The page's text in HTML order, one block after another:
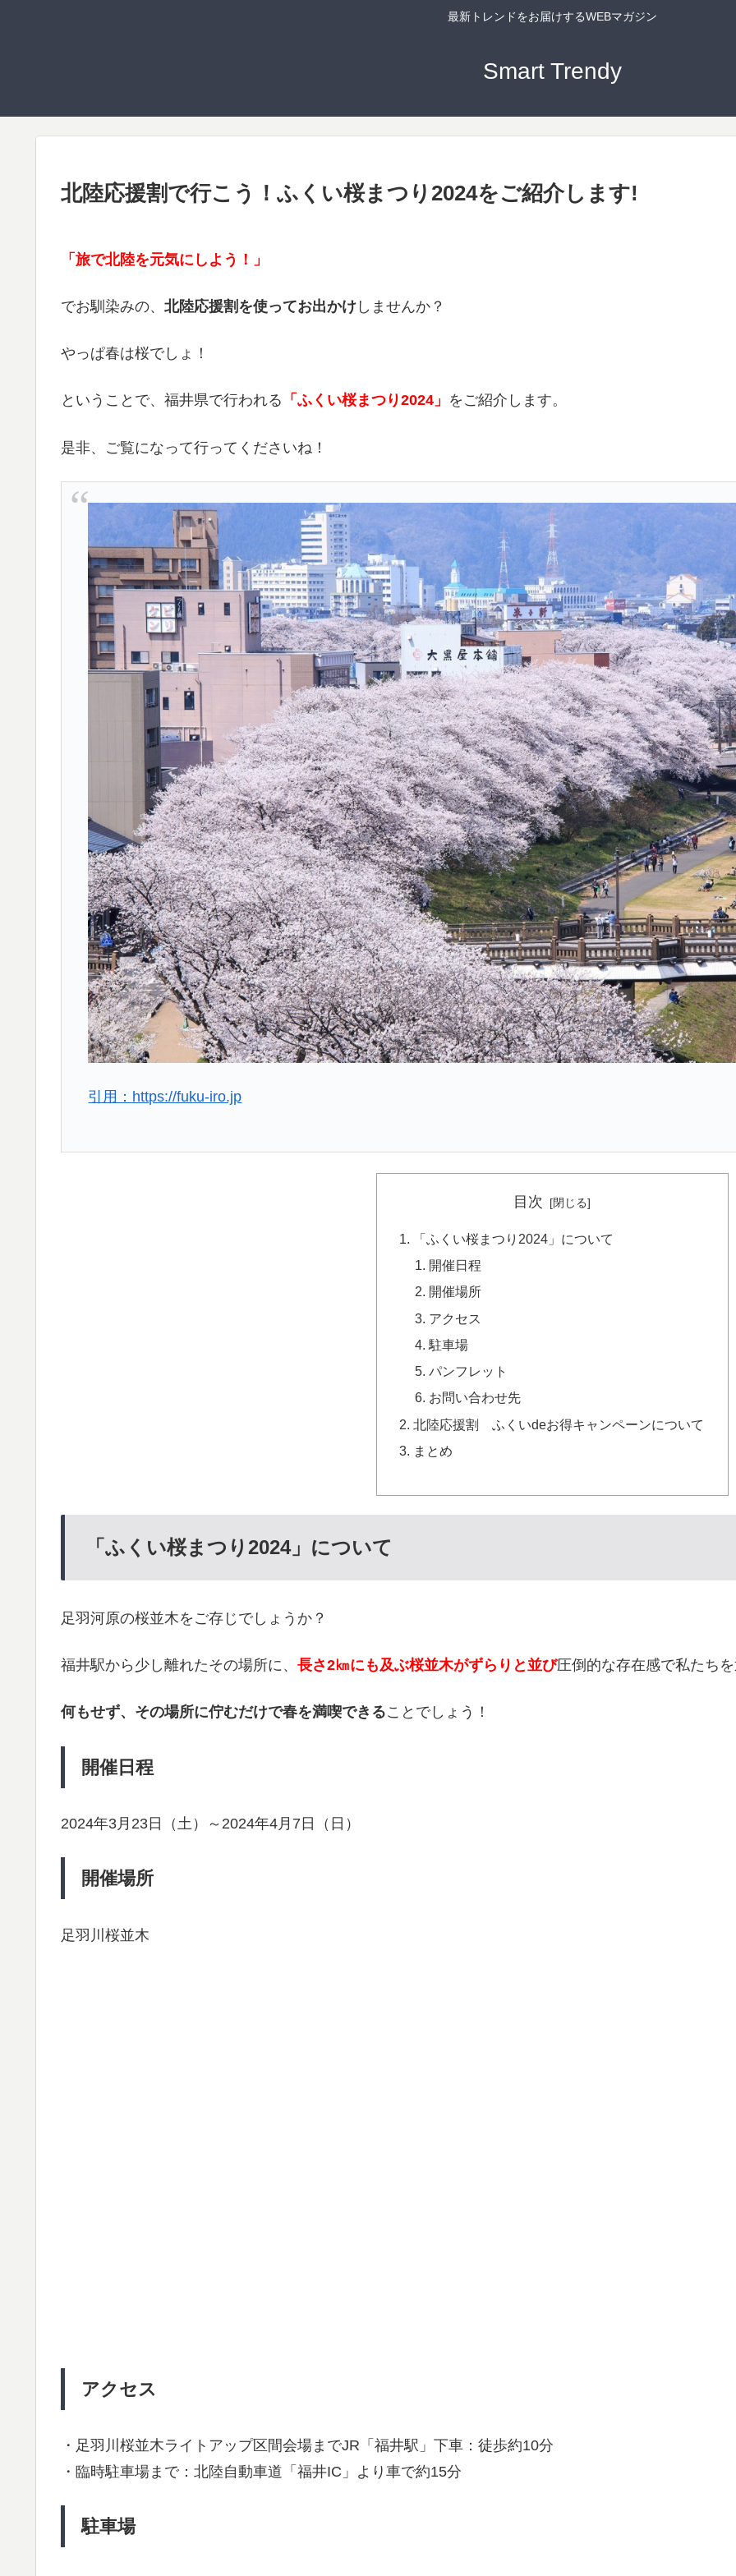
最新トレンドをお届けするWEBマガジン
Smart Trendy
北陸応援割で行こう！ふくい桜まつり2024をご紹介します!
「旅で北陸を元気にしよう！」
でお馴染みの、 北陸応援割を使ってお出かけ しませんか？
やっぱ春は桜でしょ！
ということで、福井県で行われる 「ふくい桜まつり2024」 をご紹介します。
是非、ご覧になって行ってくださいね！
引用：https://fuku-iro.jp
目次
「ふくい桜まつり2024」について
開催日程
開催場所
アクセス
駐車場
パンフレット
お問い合わせ先
北陸応援割 ふくいdeお得キャンペーンについて
まとめ
「ふくい桜まつり2024」について
足羽河原の桜並木をご存じでしょうか？
福井駅から少し離れたその場所に、 長さ2㎞にも及ぶ桜並木がずらりと並び圧倒的な存在感で私たちを
何もせず、その場所に佇むだけで春を満喫できることでしょう！
開催日程
2024年3月23日（土）～2024年4月7日（日）
開催場所
足羽川桜並木
アクセス
・足羽川桜並木ライトアップ区間会場までJR「福井駅」下車：徒歩約10分
・臨時駐車場まで：北陸自動車道「福井IC」より車で約15分
駐車場